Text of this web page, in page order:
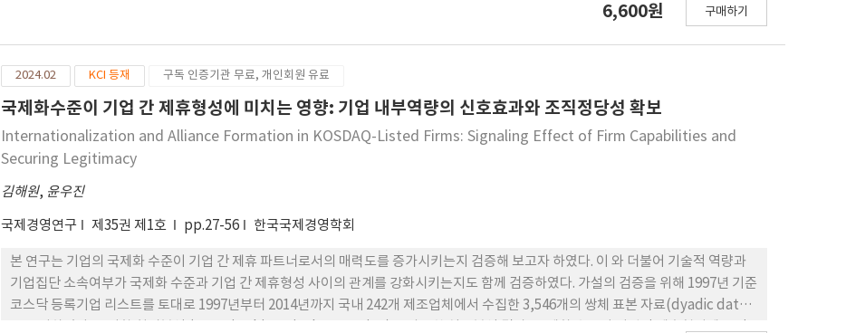
다. 본 연구의 주요 변수인 CSR-SCS는 중국의 CSR 가이드라인에 제시된 9개 CSR 분야를 개념 네트워크 방법(concept-network
신흥시장 다국적기업을 배경으로 하여 단면적인 CSR 활동에 범위 일치 전 략이라는 개념을 부여함으로써 이해관계자 이론을 국제경영
관점으로 새롭게 고찰하였으며, 고객 집중도의 조절 역할을 밝히며 기존 연구를 확장하였다. 또한, 본 연구는 중국이라는 국가의 문맥에
6,600원 구매하기
2024.02 KCI 등재 구독 인증기관 무료, 개인회원 유료
국제화수준이 기업 간 제휴형성에 미치는 영향: 기업 내부역량의 신호효과와 조직정당성 확보
Internationalization and Alliance Formation in KOSDAQ-Listed Firms: Signaling Effect of Firm Capabilities and
Securing Legitimacy
김해원, 윤우진
국제경영연구 제35권 제1호 pp.27-56 한국국제경영학회
본 연구는 기업의 국제화 수준이 기업 간 제휴 파트너로서의 매력도를 증가시키는지 검증해 보고자 하였다. 이 와 더불어 기술적 역량과
기업집단 소속여부가 국제화 수준과 기업 간 제휴형성 사이의 관계를 강화시키는지도 함께 검증하였다. 가설의 검증을 위해 1997년 기준
코스닥 등록기업 리스트를 토대로 1997년부터 2014년까지 국내 242개 제조업체에서 수집한 3,546개의 쌍체 표본 자료(dyadic data)